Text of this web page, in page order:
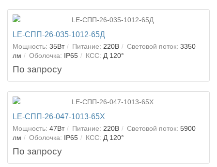
LE-СПП-26-035-1012-65Д
Мощность: 35Вт Питание: 220В Световой поток: 3350
лм
Оболочка: IP65 КСС: Д 120°
По запросу
LE-СПП-26-047-1013-65Х
Мощность: 47Вт Питание: 220В Световой поток: 5900
лм
Оболочка: IP65 КСС: Д 120°
По запросу